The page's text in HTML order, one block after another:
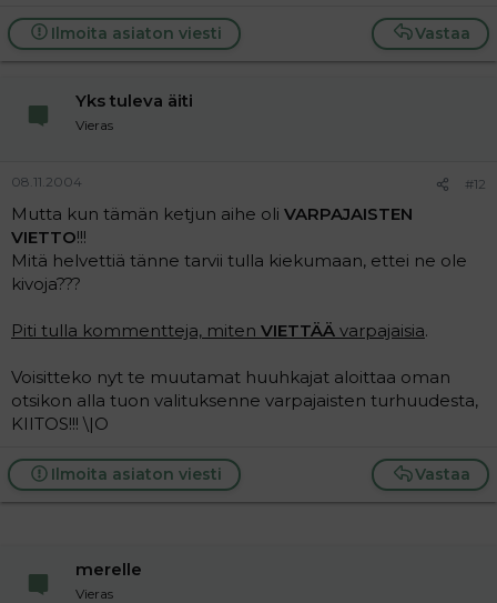
Vastaa
Ilmoita asiaton viesti
Yks tuleva äiti
Vieras
08.11.2004 #12
Mutta kun tämän ketjun aihe oli VARPAJAISTEN
VIETTO!!!
Mitä helvettiä tänne tarvii tulla kiekumaan, ettei ne ole
kivoja???
Piti tulla kommentteja, miten VIETTÄÄ varpajaisia.
Voisitteko nyt te muutamat huuhkajat aloittaa oman
otsikon alla tuon valituksenne varpajaisten turhuudesta,
KIITOS!!! \|O
Vastaa
Ilmoita asiaton viesti
merelle
Vieras